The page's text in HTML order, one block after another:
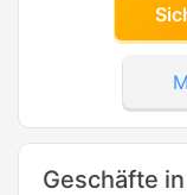
Geschäfte